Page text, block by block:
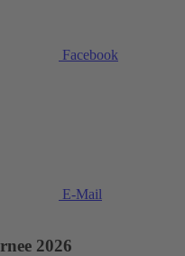
Facebook
E-Mail
2026